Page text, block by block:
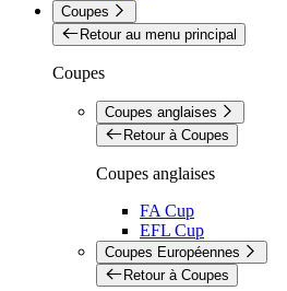
Coupes
Retour au menu principal
Coupes
Coupes anglaises
Retour à Coupes
Coupes anglaises
FA Cup
EFL Cup
Coupes Européennes
Retour à Coupes